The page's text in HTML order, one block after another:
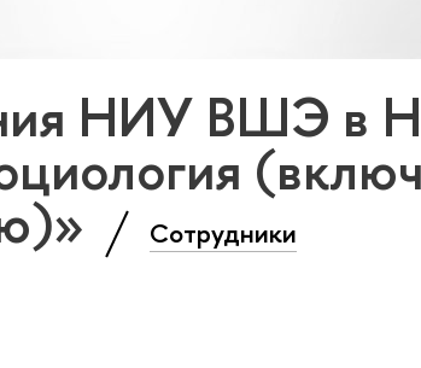
НИУ ВШЭ в
Сотрудники